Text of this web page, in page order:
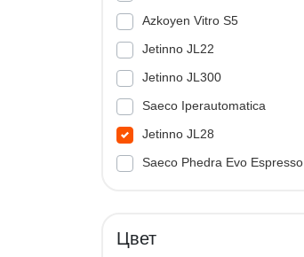
Azkoyen Vitro S5
Jetinno JL22
Jetinno JL300
Saeco Iperautomatica
Jetinno JL28
Saeco Phedra Evo Espresso
Цвет